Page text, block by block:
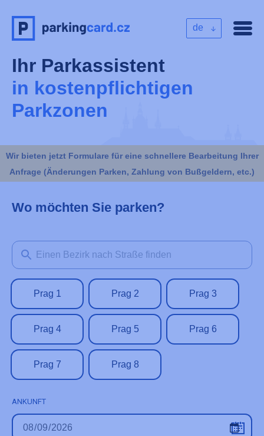
de
Ihr Parkassistent
in kostenpflichtigen
Parkzonen
Wir bieten jetzt Formulare für eine schnellere Bearbeitung Ihrer
Anfrage (Änderungen Parken, Zahlung von Bußgeldern, etc.)
Wo möchten Sie parken?
Prag 1 Prag 2 Prag 3
Prag 4 Prag 5 Prag 6
Prag 7 Prag 8
ANKUNFT